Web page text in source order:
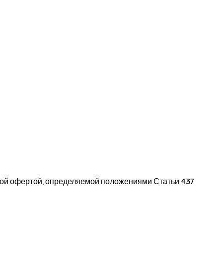
офертой, определяемой положениями Статьи 437